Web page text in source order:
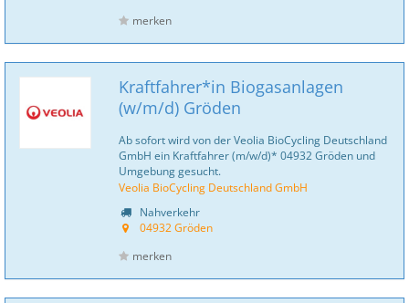
merken
Kraftfahrer*in Biogasanlagen
(w/m/d) Gröden
Ab sofort wird von der Veolia BioCycling Deutschland
GmbH ein Kraftfahrer (m/w/d)* 04932 Gröden und
Umgebung gesucht.
Veolia BioCycling Deutschland GmbH
Nahverkehr
04932 Gröden
merken